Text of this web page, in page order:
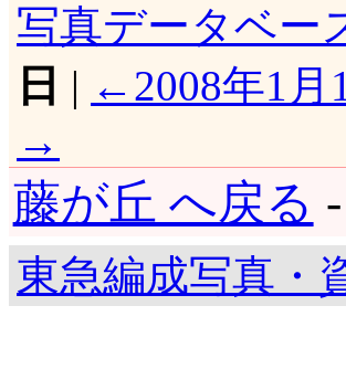
写真データベー
日 | ←2008年1月
→
藤が丘 へ戻る -
東急編成写真・